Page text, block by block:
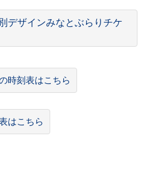
デザインみなとぶらりチケ
時刻表はこちら
はこちら